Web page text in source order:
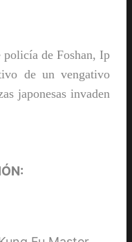
policía de Foshan, Ip
de un vengativo
japonesas invaden